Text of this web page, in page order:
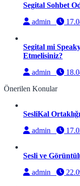
Segital Sohbet
admin
Segital mi
Etmelisiniz?
admin
Önerilen Konular
SesliKal Ortaklığı
admin
Sesli ve
admin